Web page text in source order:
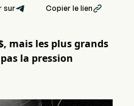
sur Copier le lien
mais les plus grands
la pression